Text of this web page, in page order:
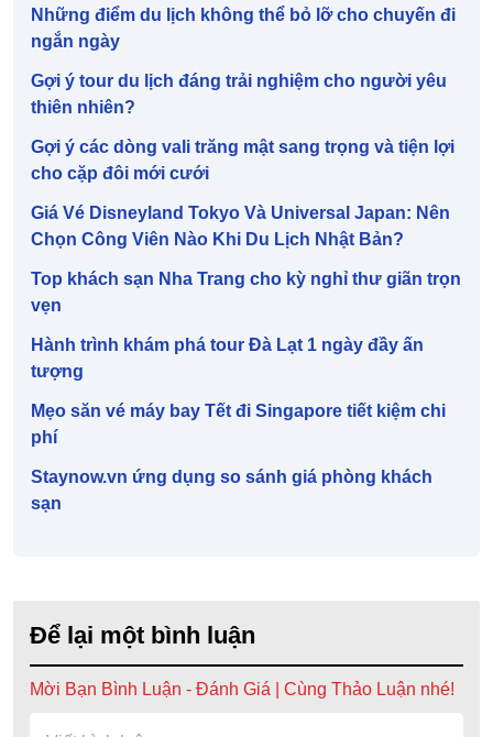
Những điểm du lịch không thể bỏ lỡ cho chuyến đi
ngắn ngày
Gợi ý tour du lịch đáng trải nghiệm cho người yêu
thiên nhiên?
Gợi ý các dòng vali trăng mật sang trọng và tiện lợi
cho cặp đôi mới cưới
Giá Vé Disneyland Tokyo Và Universal Japan: Nên
Chọn Công Viên Nào Khi Du Lịch Nhật Bản?
Top khách sạn Nha Trang cho kỳ nghỉ thư giãn trọn
vẹn
Hành trình khám phá tour Đà Lạt 1 ngày đầy ấn
tượng
Mẹo săn vé máy bay Tết đi Singapore tiết kiệm chi
phí
Staynow.vn ứng dụng so sánh giá phòng khách
sạn
Để lại một bình luận
Mời Bạn Bình Luận - Đánh Giá | Cùng Thảo Luận nhé!